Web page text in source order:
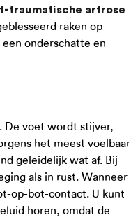
traumatische artrose
raken op
onderschatte en
De voet wordt stijver,
het meest voelbaar
geleidelijk wat af. Bij
als in rust. Wanneer
op-bot-contact. U kunt
horen, omdat de